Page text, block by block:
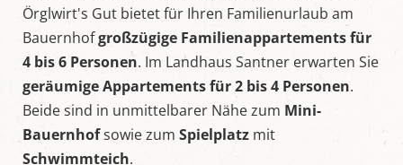
Örglwirt's Gut bietet für Ihren Familienurlaub am
Bauernhofgroßzügige Familienappartements für
4 bis 6 Personen. Im Landhaus Santner erwarten Sie
geräumige Appartements für 2 bis 4 Personen.
Beide sind in unmittelbarer Nähe zum Mini-
Bauernhofsowie zum Spielplatz mit
Schwimmteich.